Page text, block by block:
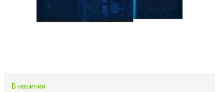
В наличии